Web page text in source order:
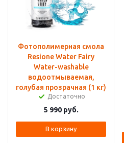
Фотополимерная смола
Resione Water Fairy
Water-washable
водоотмываемая,
голубая прозрачная (1 кг)
Достаточно
5 990руб.
В корзину